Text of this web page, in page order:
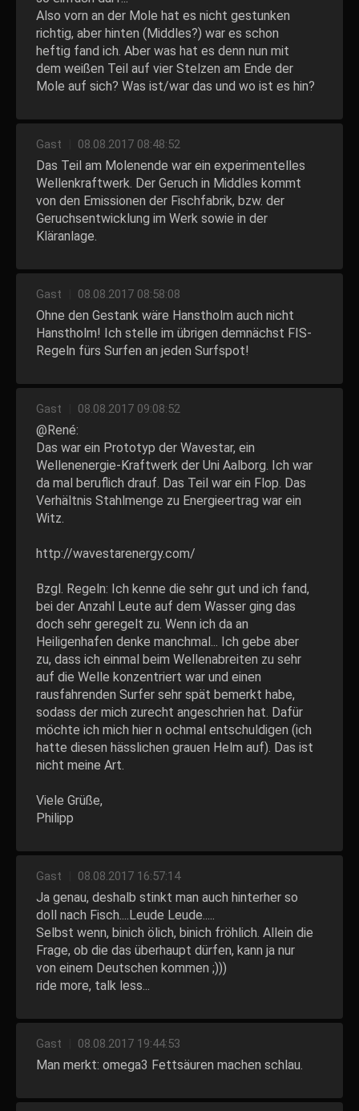
Also vorn an der Mole hat es nicht gestunken
richtig, aber hinten (Middles?) war es schon
heftig fand ich. Aber was hat es denn nun mit
dem weißen Teil auf vier Stelzen am Ende der
Mole auf sich? Was ist/war das und wo ist es hin?
Gast 08.08.2017 08:48:52
Das Teil am Molenende war ein experimentelles
Wellenkraftwerk. Der Geruch in Middles kommt
von den Emissionen der Fischfabrik, bzw. der
Geruchsentwicklung im Werk sowie in der
Kläranlage.
Gast 08.08.2017 08:58:08
Ohne den Gestank wäre Hanstholm auch nicht
Hanstholm! Ich stelle im übrigen demnächst FIS-
Regeln fürs Surfen an jeden Surfspot!
Gast 08.08.2017 09:08:52
@René:
Das war ein Prototyp der Wavestar, ein
Wellenenergie-Kraftwerk der Uni Aalborg. Ich war
da mal beruflich drauf. Das Teil war ein Flop. Das
Verhältnis Stahlmenge zu Energieertrag war ein
Witz.
http://wavestarenergy.com/
Bzgl. Regeln: Ich kenne die sehr gut und ich fand,
bei der Anzahl Leute auf dem Wasser ging das
doch sehr geregelt zu. Wenn ich da an
Heiligenhafen denke manchmal... Ich gebe aber
zu, dass ich einmal beim Wellenabreiten zu sehr
auf die Welle konzentriert war und einen
rausfahrenden Surfer sehr spät bemerkt habe,
sodass der mich zurecht angeschrien hat. Dafür
möchte ich mich hier n ochmal entschuldigen (ich
hatte diesen hässlichen grauen Helm auf). Das ist
nicht meine Art.
Viele Grüße,
Philipp
Gast 08.08.2017 16:57:14
Ja genau, deshalb stinkt man auch hinterher so
doll nach Fisch....Leude Leude.....
Selbst wenn, binich ölich, binich fröhlich. Allein die
Frage, ob die das überhaupt dürfen, kann ja nur
von einem Deutschen kommen ;)))
ride more, talk less...
Gast 08.08.2017 19:44:53
Man merkt: omega3 Fettsäuren machen schlau.